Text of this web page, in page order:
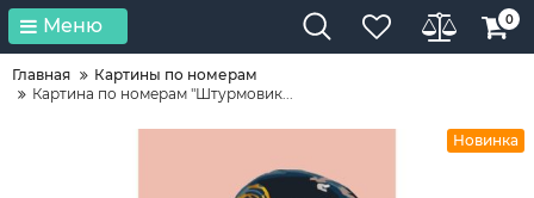
Меню 0
Главная
Картины по номерам
Картина по номерам "Штурмовик...
Новинка